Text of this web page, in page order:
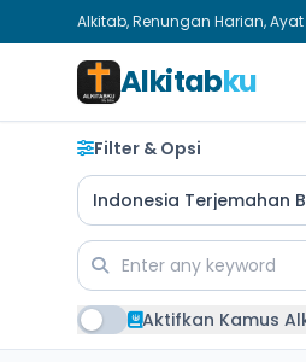
Alkitab, Renungan Harian, Ayat
Alkitabku
Filter & Opsi
Indonesia Terjemahan
Aktifkan Kamus